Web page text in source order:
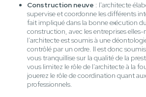
Construction neuve : l'architecte
supervise et coordonne les différents
fait impliqué dans la bonne exécution
construction, avec les entreprises
l’architecte est soumis à une
contrôlé par un ordre. Il est donc
vous tranquillise sur la qualité de la
vous limitez le rôle de l’architecte à la
jouerez le rôle de coordination quant
professionnels.